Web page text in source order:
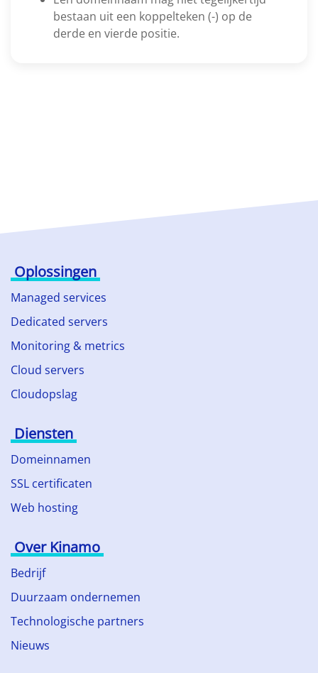
bestaan uit een koppelteken (-) op de
derde en vierde positie.
Oplossingen
Managed services
Dedicated servers
Monitoring & metrics
Cloud servers
Cloudopslag
Diensten
Domeinnamen
SSL certificaten
Web hosting
Over Kinamo
Bedrijf
Duurzaam ondernemen
Technologische partners
Nieuws